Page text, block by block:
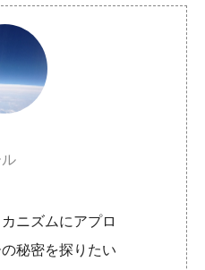
ニズムにアプロ
秘密を探りたい